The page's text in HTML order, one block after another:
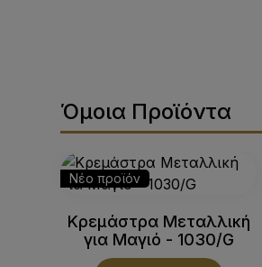
Όμοια Προϊόντα
Νέο προϊόν
Κρεμάστρα Μεταλλική
για Μαγιό - 1030/G